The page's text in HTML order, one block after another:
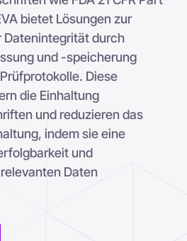
bietet Lösungen zur
Datenintegrität durch
und -speicherung
Diese
die Einhaltung
und reduzieren das
indem sie eine
und
Daten